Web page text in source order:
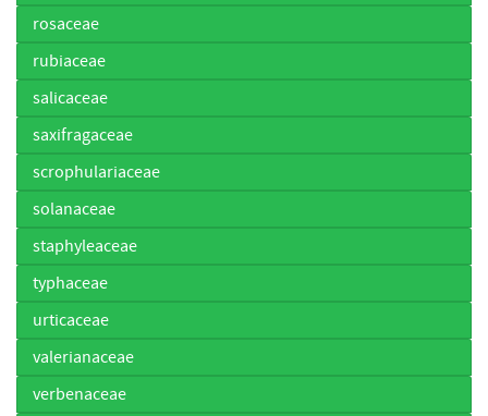
rosaceae
rubiaceae
salicaceae
saxifragaceae
scrophulariaceae
solanaceae
staphyleaceae
typhaceae
urticaceae
valerianaceae
verbenaceae